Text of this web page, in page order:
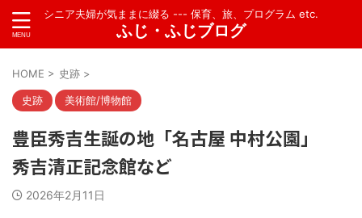
シニア夫婦が気ままに綴る --- 保育、旅、プログラム etc.
ふじ・ふじブログ
HOME > 史跡 >
史跡 美術館/博物館
豊臣秀吉生誕の地「名古屋 中村公園」
秀吉清正記念館など
2026年2月11日